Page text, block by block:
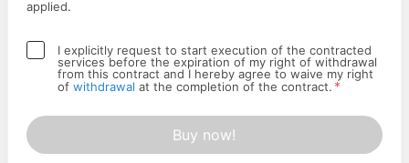
applied.
I explicitly request to start execution of the contracted
services before the expiration of my right of withdrawal
from this contract and I hereby agree to waive my right
of withdrawal at the completion of the contract. *
Buy now!